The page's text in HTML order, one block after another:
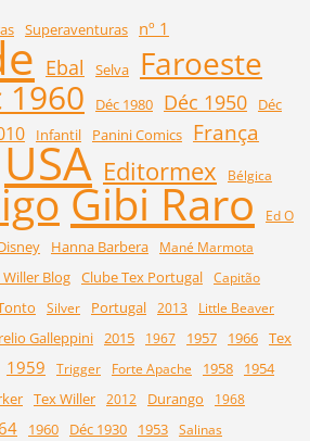
Superaventuras nº 1
Ebal Selva Faroeste
1960 Déc 1980 Déc 1950
Déc
Infantil Panini Comics França
USA Editormex Bélgica
Gibi Raro
Ed O
Hanna Barbera
Mané Marmota
Willer Blog Clube Tex Portugal Capitão
Silver Portugal 2013
Little Beaver
Galleppini 2015 1967 1957 1966 Tex
1959 Trigger Forte Apache 1958
1954
Tex Willer 2012 Durango
1968
1960 Déc 1930 1953 Salinas